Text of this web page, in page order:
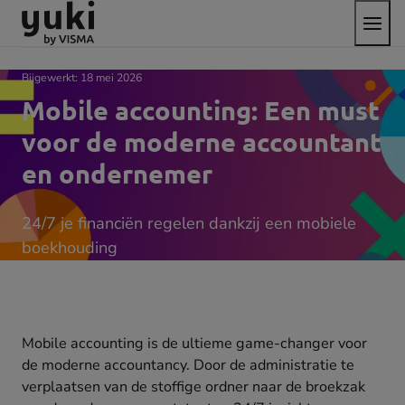
Direct
naar
content
Direct
naar
footer
Ga
naar
homepage
het
menu
Mobile accounting: Een must
voor de moderne accountant
en ondernemer
Bijgewerkt: 18 mei 2026
24/7 je financiën regelen dankzij een mobiele
boekhouding
Mobile accounting is de ultieme game-changer voor
de moderne accountancy. Door de administratie te
verplaatsen van de stoffige ordner naar de broekzak